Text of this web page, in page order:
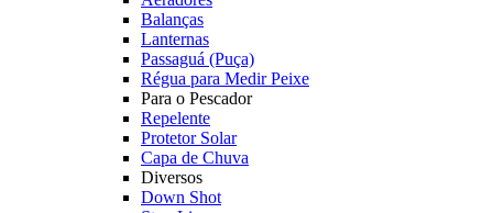
Balanças
Lanternas
Passaguá (Puça)
Régua para Medir Peixe
Para o Pescador
Repelente
Protetor Solar
Capa de Chuva
Diversos
Down Shot